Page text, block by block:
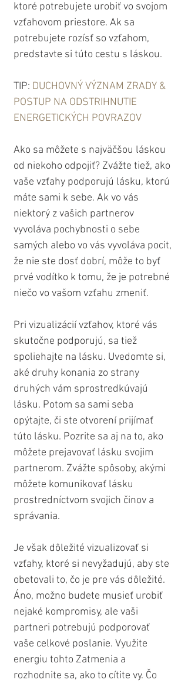
ktoré potrebujete urobiť vo svojom
vzťahovom priestore. Ak sa
potrebujete rozísť so vzťahom,
predstavte si túto cestu s láskou.
TIP: DUCHOVNÝ VÝZNAM ZRADY &
POSTUP NA ODSTRIHNUTIE
ENERGETICKÝCH POVRAZOV
Ako sa môžete s najväčšou láskou
od niekoho odpojiť? Zvážte tiež, ako
vaše vzťahy podporujú lásku, ktorú
máte sami k sebe. Ak vo vás
niektorý z vašich partnerov
vyvoláva pochybnosti o sebe
samých alebo vo vás vyvoláva pocit,
že nie ste dosť dobrí, môže to byť
prvé vodítko k tomu, že je potrebné
niečo vo vašom vzťahu zmeniť.
Pri vizualizácií vzťahov, ktoré vás
skutočne podporujú, sa tiež
spoliehajte na lásku. Uvedomte si,
aké druhy konania zo strany
druhých vám sprostredkúvajú
lásku. Potom sa sami seba
opýtajte, či ste otvorení prijímať
túto lásku. Pozrite sa aj na to, ako
môžete prejavovať lásku svojim
partnerom. Zvážte spôsoby, akými
môžete komunikovať lásku
prostredníctvom svojich činov a
správania.
Je však dôležité vizualizovať si
vzťahy, ktoré si nevyžadujú, aby ste
obetovali to, čo je pre vás dôležité.
Áno, možno budete musieť urobiť
nejaké kompromisy, ale vaši
partneri potrebujú podporovať
vaše celkové poslanie. Využite
energiu tohto Zatmenia a
rozhodnite sa, ako to cítite vy. Čo